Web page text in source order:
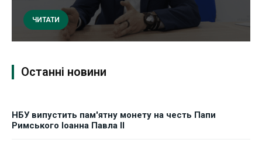
ЧИТАТИ
Останні новини
НБУ випустить пам'ятну монету на честь Папи
Римського Іоанна Павла II